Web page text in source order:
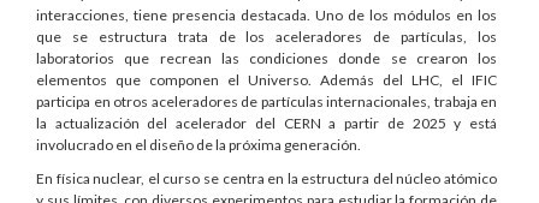
interacciones, tiene presencia destacada. Uno de los módulos en los
que se estructura trata de los aceleradores de partículas, los
laboratorios que recrean las condiciones donde se crearon los
elementos que componen el Universo. Además del LHC, el IFIC
participa en otros aceleradores de partículas internacionales, trabaja en
la actualización del acelerador del CERN a partir de 2025 y está
involucrado en el diseño de la próxima generación.
En física nuclear, el curso se centra en la estructura del núcleo atómico